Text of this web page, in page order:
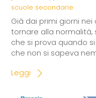
scuole secondarie
Già dai primi giorni
tornare alla normalità,
che si prova quando
che non si sapeva
Leggi